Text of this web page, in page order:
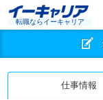
転職ならイーキャリア
仕事情報